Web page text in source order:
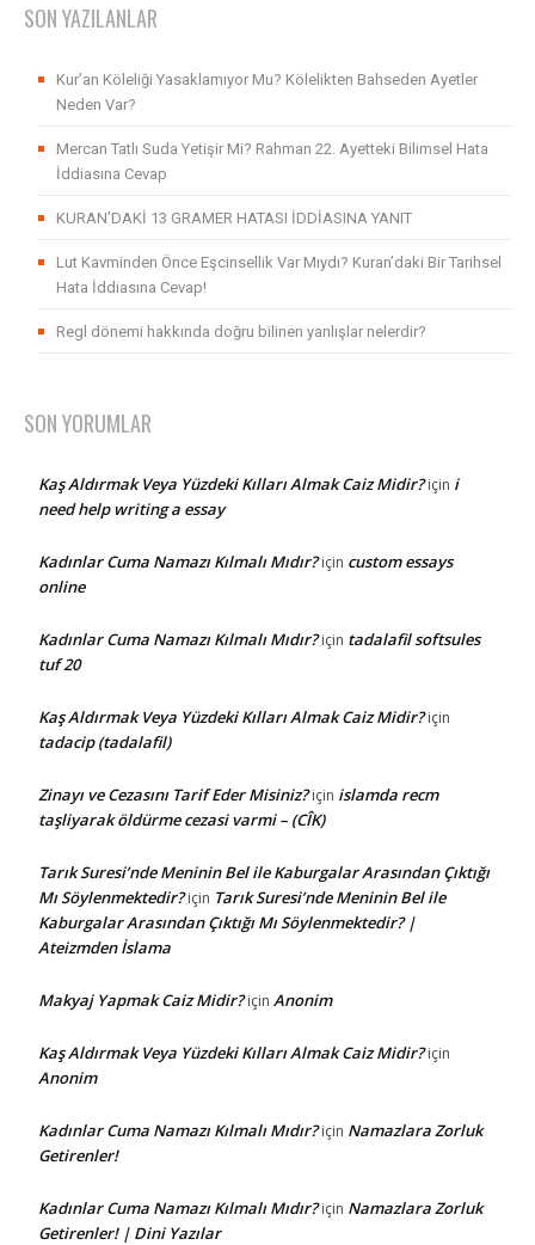
SON YAZILANLAR
Kur’an Köleliği Yasaklamıyor Mu? Kölelikten Bahseden Ayetler
Neden Var?
Mercan Tatlı Suda Yetişir Mi? Rahman 22. Ayetteki Bilimsel Hata
İddiasına Cevap
KURAN’DAKİ 13 GRAMER HATASI İDDİASINA YANIT
Lut Kavminden Önce Eşcinsellik Var Mıydı? Kuran’daki Bir Tarihsel
Hata İddiasına Cevap!
Regl dönemi hakkında doğru bilinen yanlışlar nelerdir?
SON YORUMLAR
Kaş Aldırmak Veya Yüzdeki Kılları Almak Caiz Midir?için i
need help writing a essay
Kadınlar Cuma Namazı Kılmalı Mıdır?için custom essays
online
Kadınlar Cuma Namazı Kılmalı Mıdır?için tadalafil softsules
tuf 20
Kaş Aldırmak Veya Yüzdeki Kılları Almak Caiz Midir?için
tadacip (tadalafil)
Zinayı ve Cezasını Tarif Eder Misiniz?için islamda recm
taşliyarak öldürme cezasi varmi – (CÎK)
Tarık Suresi’nde Meninin Bel ile Kaburgalar Arasından Çıktığı
Mı Söylenmektedir?için Tarık Suresi’nde Meninin Bel ile
Kaburgalar Arasından Çıktığı Mı Söylenmektedir? |
Ateizmden İslama
Makyaj Yapmak Caiz Midir?için Anonim
Kaş Aldırmak Veya Yüzdeki Kılları Almak Caiz Midir?için
Anonim
Kadınlar Cuma Namazı Kılmalı Mıdır?için Namazlara Zorluk
Getirenler!
Kadınlar Cuma Namazı Kılmalı Mıdır?için Namazlara Zorluk
Getirenler! | Dini Yazılar